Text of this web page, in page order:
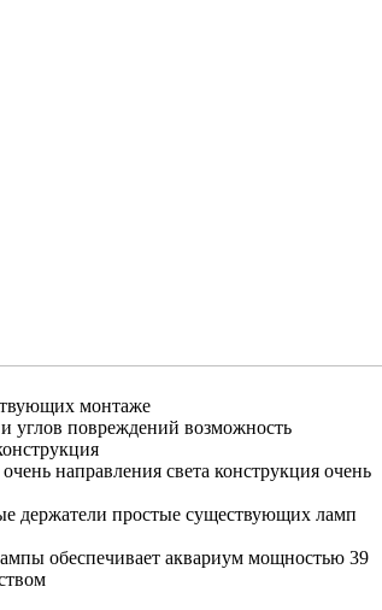
монтаже
и углов повреждений возможность
направления света конструкция очень
держатели простые существующих ламп
обеспечивает аквариум мощностью 39